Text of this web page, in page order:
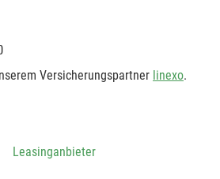
Versicherungspartner linexo.
Leasinganbieter